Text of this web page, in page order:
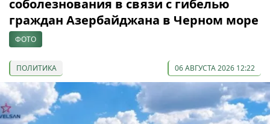
соболезнования в связи с гибелью
граждан Азербайджана в Черном море
ФОТО
ПОЛИТИКА 06 АВГУСТА 2026 12:22